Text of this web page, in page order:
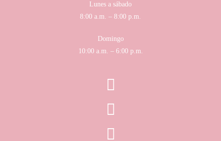
Lunes a sábado
8:00 a.m. – 8:00 p.m.
Domingo
10:00 a.m. – 6:00 p.m.